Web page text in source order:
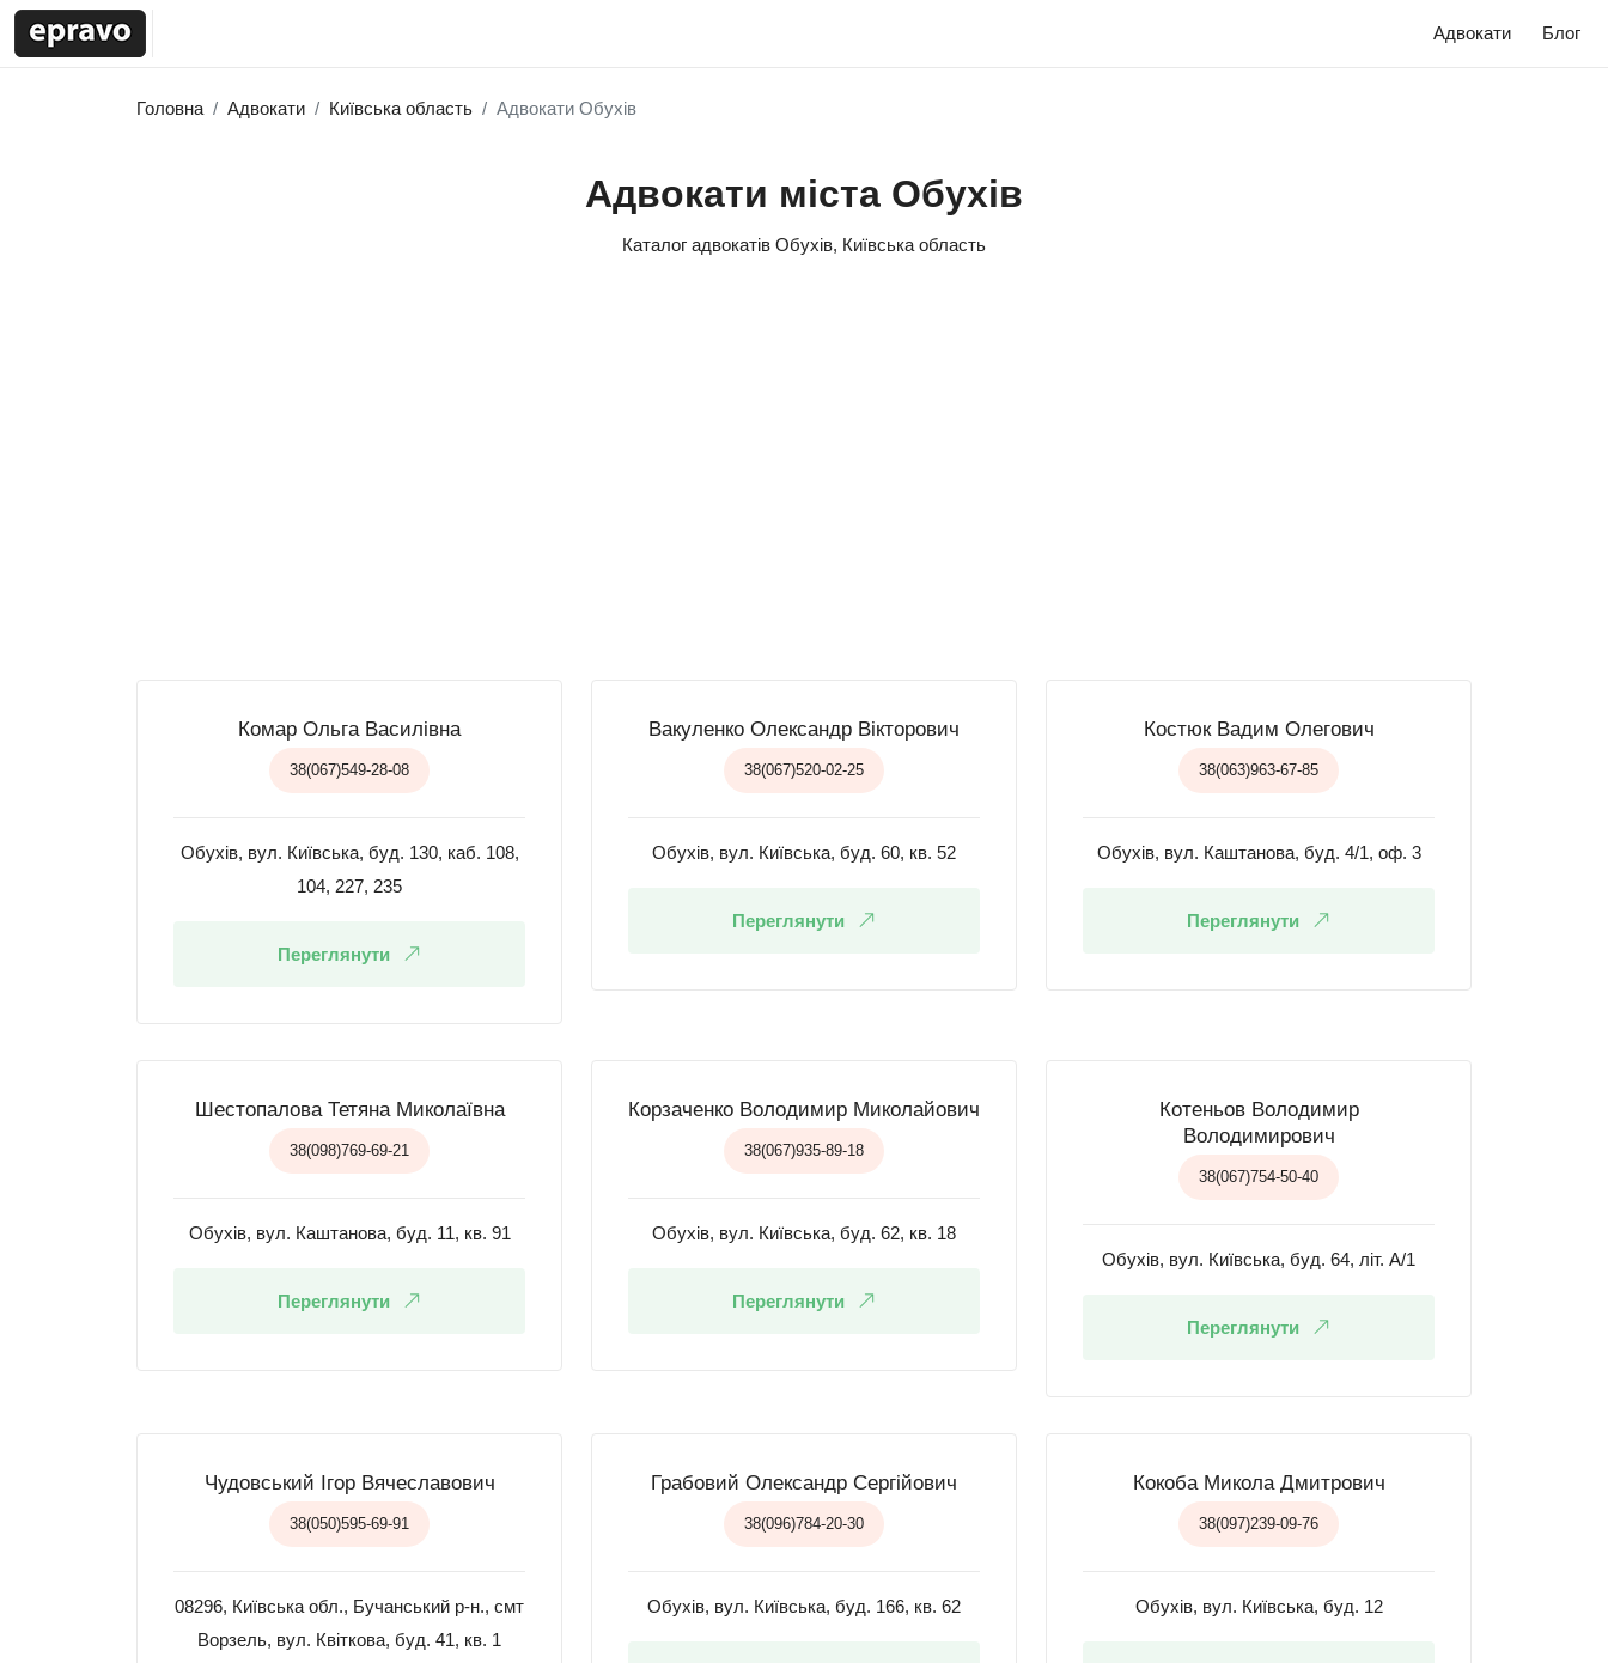
Адвокати Блог
Головна Адвокати Київська область Адвокати Обухів
Адвокати міста Обухів
Каталог адвокатів Обухів, Київська область
Комар Ольга Василівна
38(067)549-28-08
Обухів, вул. Київська, буд. 130, каб. 108,
104, 227, 235
Переглянути
Вакуленко Олександр Вікторович
38(067)520-02-25
Обухів, вул. Київська, буд. 60, кв. 52
Переглянути
Костюк Вадим Олегович
38(063)963-67-85
Обухів, вул. Каштанова, буд. 4/1, оф. 3
Переглянути
Шестопалова Тетяна Миколаївна
38(098)769-69-21
Обухів, вул. Каштанова, буд. 11, кв. 91
Переглянути
Корзаченко Володимир Миколайович
38(067)935-89-18
Обухів, вул. Київська, буд. 62, кв. 18
Переглянути
Котеньов Володимир
Володимирович
38(067)754-50-40
Обухів, вул. Київська, буд. 64, літ. А/1
Переглянути
Чудовський Ігор Вячеславович
38(050)595-69-91
08296, Київська обл., Бучанський р-н., смт
Ворзель, вул. Квіткова, буд. 41, кв. 1
Грабовий Олександр Сергійович
38(096)784-20-30
Обухів, вул. Київська, буд. 166, кв. 62
Кокоба Микола Дмитрович
38(097)239-09-76
Обухів, вул. Київська, буд. 12